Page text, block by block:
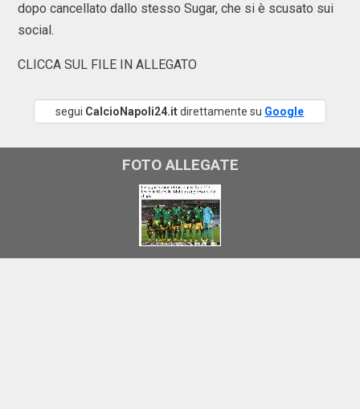
dopo cancellato dallo stesso Sugar, che si è scusato sui
social.
CLICCA SUL FILE IN ALLEGATO
segui CalcioNapoli24.itdirettamente su Google
FOTO ALLEGATE